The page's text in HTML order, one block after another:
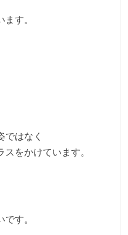
ます。
ではなく
スをかけています。
です。